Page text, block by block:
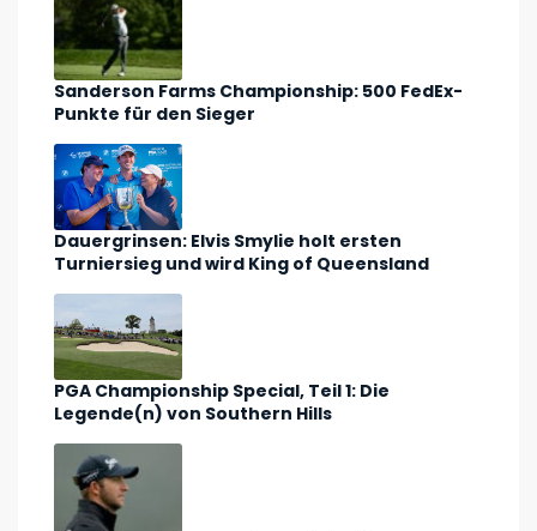
Sanderson Farms Championship: 500 FedEx-
Punkte für den Sieger
Dauergrinsen: Elvis Smylie holt ersten
Turniersieg und wird King of Queensland
PGA Championship Special, Teil 1: Die
Legende(n) von Southern Hills